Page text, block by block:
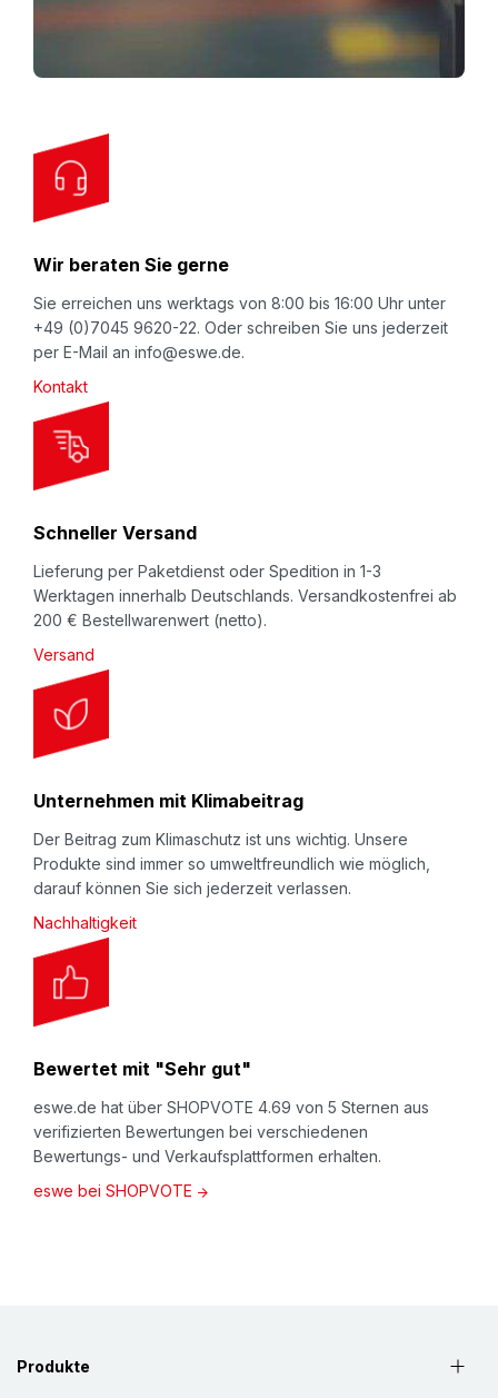
Zubehör zur alternativen Steuerung der
Buzzer als Zubehör zur alternativen Steuerung
der Folienausgabe.
AIRmove®2 Malmö Container-Set
Taster, Montage-Platte und -Schrauben.
o
O
u
r
e
w
s
e
t
e
r
Wir beraten Sie gerne
Sie erreichen uns werktags von 8:00 bis 16:00 Uhr unter
+49 (0)7045 9620-22. Oder schreiben Sie uns jederzeit
per E-Mail an info@eswe.de.
Kontakt
Schneller Versand
Lieferung per Paketdienst oder Spedition in 1-3
Werktagen innerhalb Deutschlands. Versandkostenfrei ab
200 € Bestellwarenwert (netto).
Versand
Unternehmen mit Klimabeitrag
Der Beitrag zum Klimaschutz ist uns wichtig. Unsere
Produkte sind immer so umweltfreundlich wie möglich,
darauf können Sie sich jederzeit verlassen.
Nachhaltigkeit
Bewertet mit "Sehr gut"
eswe.de hat über SHOPVOTE 4.69 von 5 Sternen aus
verifizierten Bewertungen bei verschiedenen
Bewertungs- und Verkaufsplattformen erhalten.
eswe bei SHOPVOTE
Produkte